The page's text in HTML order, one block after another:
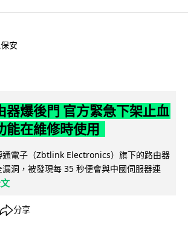
安
器爆後門 官方緊急下架止血
能在維修時使用
通電子（Zbtlink Electronics）旗下的路由器
洞，被發現每 35 秒便會與中國伺服器連
分享